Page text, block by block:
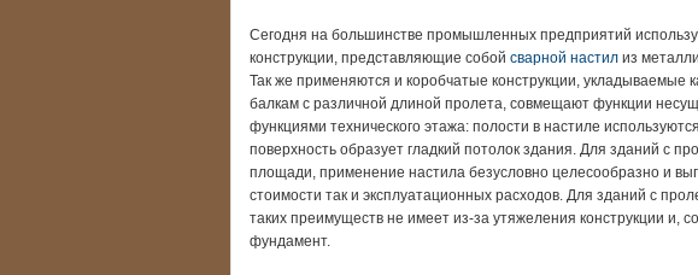
Сегодня на большинстве промышленных предприятий
конструкции, представляющие собой сварной настилиз
Так же применяются и коробчатые конструкции, укладываемые
балкам с различной длиной пролета, совмещают функции
функциями технического этажа: полости в настиле
поверхность образует гладкий потолок здания. Для зданий с
площади, применение настила безусловно целесообразно и
стоимости так и эксплуатационных расходов. Для зданий с
таких преимуществ не имеет из-за утяжеления конструкции и,
фундамент.